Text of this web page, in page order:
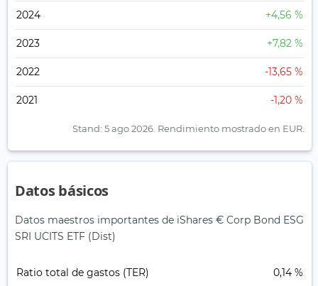
2024 +4,56 %
2023 +7,82 %
2022 -13,65 %
2021 -1,20 %
Stand: 5 ago 2026. Rendimiento mostrado en EUR.
Datos básicos
Datos maestros importantes de iShares € Corp Bond ESG
SRI UCITS ETF (Dist)
Ratio total de gastos (TER) 0,14 %